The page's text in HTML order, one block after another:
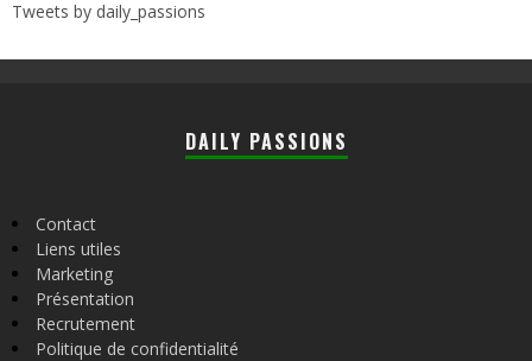
Tweets by daily_passions
DAILY PASSIONS
Contact
Liens utiles
Marketing
Présentation
Recrutement
Politique de confidentialité